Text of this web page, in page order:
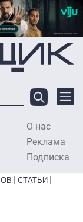
О нас
Реклама
Подписка
СТАТЬИ